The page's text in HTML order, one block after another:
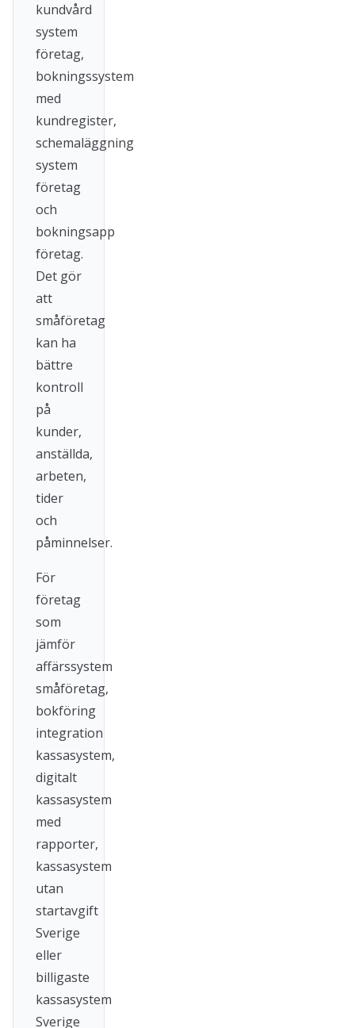
kundvård
system
företag,
bokningssystem
med
kundregister,
schemaläggning
system
företag
och
bokningsapp
företag.
Det gör
att
småföretag
kan ha
bättre
kontroll
på
kunder,
anställda,
arbeten,
tider
och
påminnelser.
För
företag
som
jämför
affärssystem
småföretag,
bokföring
integration
kassasystem,
digitalt
kassasystem
med
rapporter,
kassasystem
utan
startavgift
Sverige
eller
billigaste
kassasystem
Sverige